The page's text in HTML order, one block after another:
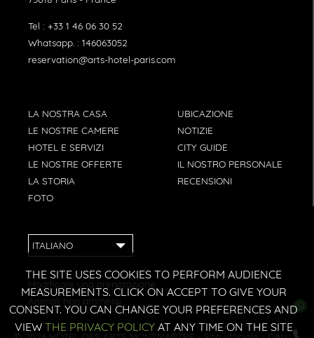
Tel : +33 1 46 06 30 52
Whatsapp. : 146063052
reservation@arts-hotel-paris.com
LA NOSTRA CASA
LE NOSTRE CAMERE
HOTEL E SERVIZI
LE NOSTRE OFFERTE
LA STORIA
FOTO
UBICAZIONE
NOTIZIE
CITY GUIDE
IL NOSTRO PERSONALE
RECENSIONI
ITALIANO
Modificare una prenotazione
Animali non ammessi
THE SITE USES COOKIES TO PERFORM AUDIENCE
MEASUREMENTS. CLICK ON ACCEPT TO GIVE YOUR
CONSENT. YOU CAN CHANGE YOUR PREFERENCES AND
VIEW THE PRIVACY POLICYAT ANY TIME ON THE SITE